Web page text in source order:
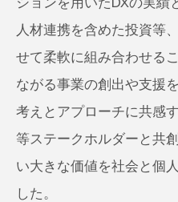
人材連携を含めた投資等
せて柔軟に組み合わせる
ながる事業の創出や支援
考えとアプローチに共感
等ステークホルダーと共
い大きな価値を社会と個
した。